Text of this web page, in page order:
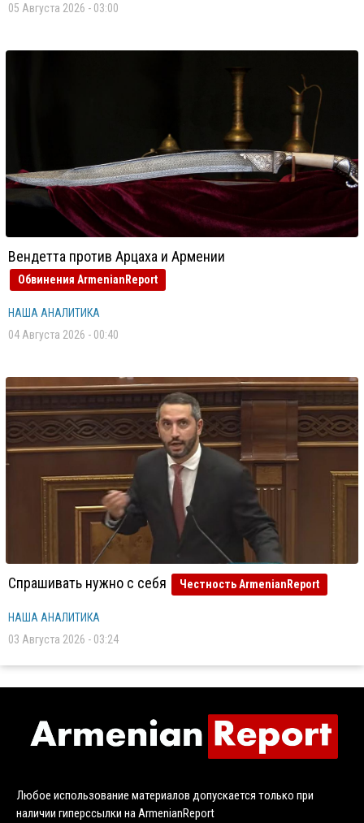
05 Августа 2026 - 03:00
Вендетта против Арцаха и Армении
Обвинения ArmenianReport
НАША АНАЛИТИКА
04 Августа 2026 - 00:40
Спрашивать нужно с себя Честность ArmenianReport
НАША АНАЛИТИКА
03 Августа 2026 - 03:24
Любое использование материалов допускается только при
наличии гиперссылки на ArmenianReport